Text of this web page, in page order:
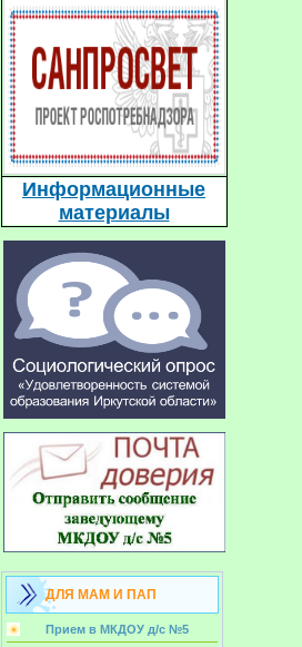
Информационные
материалы
ДЛЯ МАМ И ПАП
Прием в МКДОУ д/с №5